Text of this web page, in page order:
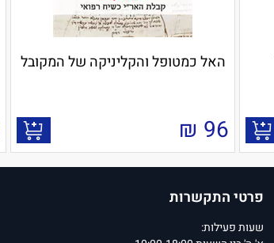
האל כמטופל והקליניקה של המקובל
96
₪
פרטי התקשרות
שעות פעילות: